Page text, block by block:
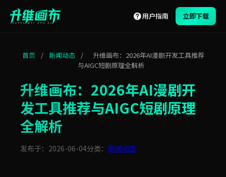
用户指南 立即下载
首页 / 新闻动态 /
升维画布：2026年AI漫剧开发工具推荐
与AIGC短剧原理全解析
升维画布：2026年AI漫剧开
发工具推荐与AIGC短剧原理
全解析
发布于：2026-06-04分类： 新闻动态